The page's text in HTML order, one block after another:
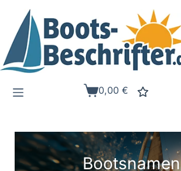
Inhalt
springen
Warenkorb
0,00€
Bootsnamen